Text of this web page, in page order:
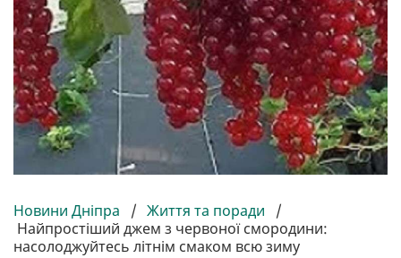
Новини Дніпра / Життя та поради
/
Найпростіший джем з червоної смородини:
насолоджуйтесь літнім смаком всю зиму